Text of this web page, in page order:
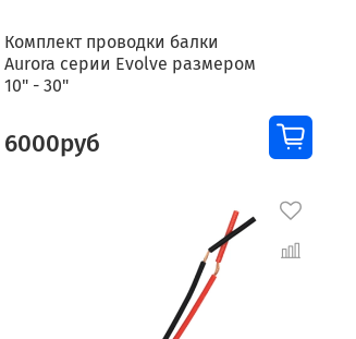
Комплект проводки балки
Aurora серии Evolve размером
10" - 30"
6000руб